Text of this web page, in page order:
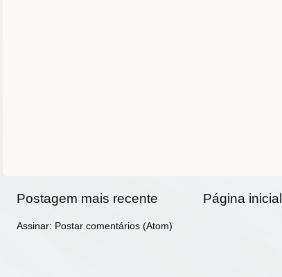
Postagem mais recente Página inicial
Assinar: Postar comentários (Atom)